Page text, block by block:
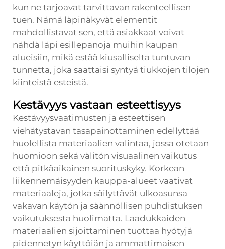
kun ne tarjoavat tarvittavan rakenteellisen
tuen. Nämä läpinäkyvät elementit
mahdollistavat sen, että asiakkaat voivat
nähdä läpi esillepanoja muihin kaupan
alueisiin, mikä estää kiusalliselta tuntuvan
tunnetta, joka saattaisi syntyä tiukkojen tilojen
kiinteistä esteistä.
Kestävyys vastaan esteettisyys
Kestävyysvaatimusten ja esteettisen
viehätystavan tasapainottaminen edellyttää
huolellista materiaalien valintaa, jossa otetaan
huomioon sekä välitön visuaalinen vaikutus
että pitkäaikainen suorituskyky. Korkean
liikennemäisyyden kauppa-alueet vaativat
materiaaleja, jotka säilyttävät ulkoasunsa
vakavan käytön ja säännöllisen puhdistuksen
vaikutuksesta huolimatta. Laadukkaiden
materiaalien sijoittaminen tuottaa hyötyjä
pidennetyn käyttöiän ja ammattimaisen